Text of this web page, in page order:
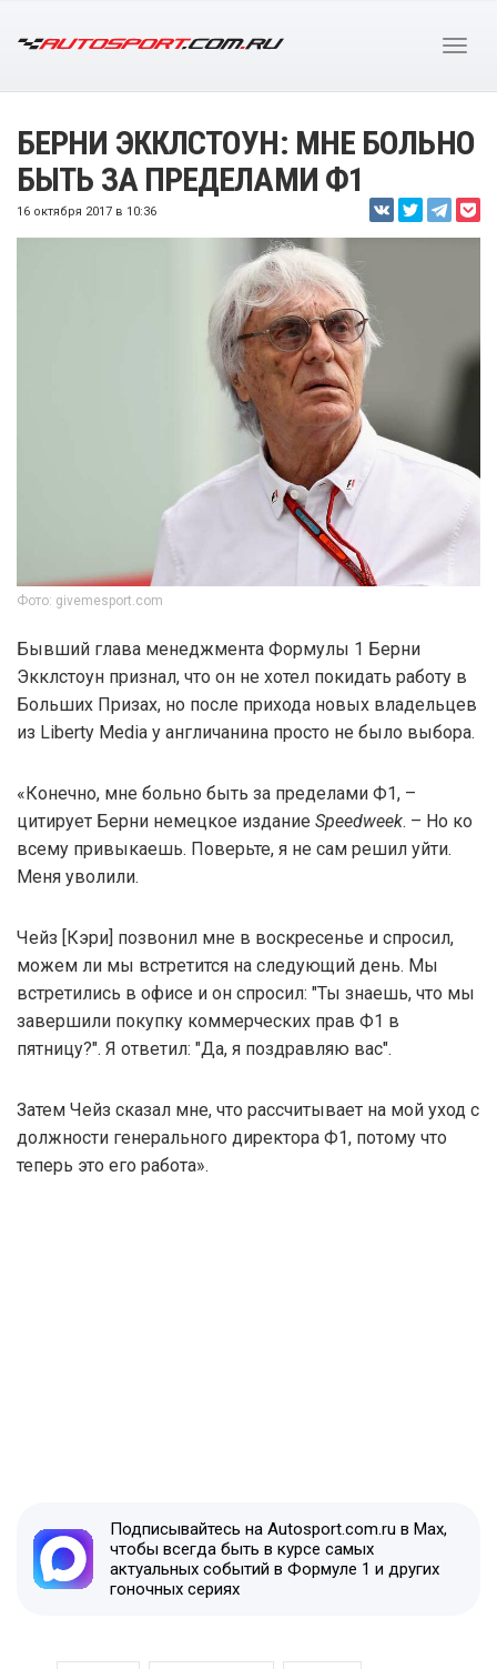
БЕРНИ ЭККЛСТОУН: МНЕ БОЛЬНО
БЫТЬ ЗА ПРЕДЕЛАМИ Ф1
16 октября 2017 в 10:36
Фото: givemesport.com
Бывший глава менеджмента Формулы 1 Берни
Экклстоун признал, что он не хотел покидать работу в
Больших Призах, но после прихода новых владельцев
из Liberty Media у англичанина просто не было выбора.
«Конечно, мне больно быть за пределами Ф1, –
цитирует Берни немецкое издание Speedweek. – Но ко
всему привыкаешь. Поверьте, я не сам решил уйти.
Меня уволили.
Чейз [Кэри] позвонил мне в воскресенье и спросил,
можем ли мы встретится на следующий день. Мы
встретились в офисе и он спросил: "Ты знаешь, что мы
завершили покупку коммерческих прав Ф1 в
пятницу?". Я ответил: "Да, я поздравляю вас".
Затем Чейз сказал мне, что рассчитывает на мой уход с
должности генерального директора Ф1, потому что
теперь это его работа».
Подписывайтесь на Autosport.com.ru в Max,
чтобы всегда быть в курсе самых
актуальных событий в Формуле 1 и других
гоночных сериях